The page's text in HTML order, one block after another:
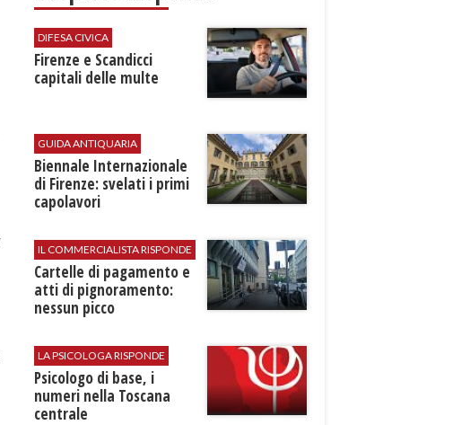
DIFESA CIVICA
Firenze e Scandicci
capitali delle multe
GUIDA ANTIQUARIA
Biennale Internazionale
di Firenze: svelati i primi
capolavori
IL COMMERCIALISTA RISPONDE
Cartelle di pagamento e
atti di pignoramento:
nessun picco
LA PSICOLOGA RISPONDE
Psicologo di base, i
numeri nella Toscana
centrale